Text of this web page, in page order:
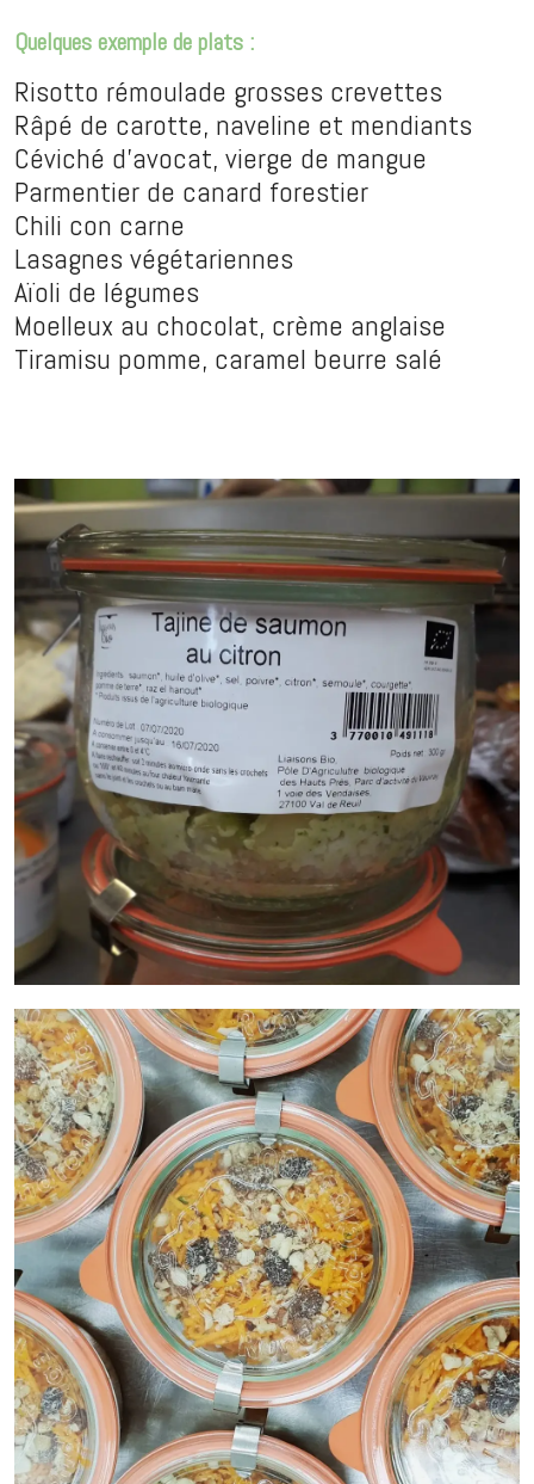
Quelques exemple de plats :
Risotto rémoulade grosses crevettes
Râpé de carotte, naveline et mendiants
Céviché d'avocat, vierge de mangue
Parmentier de canard forestier
Chili con carne
Lasagnes végétariennes
Aïoli de légumes
Moelleux au chocolat, crème anglaise
Tiramisu pomme, caramel beurre salé